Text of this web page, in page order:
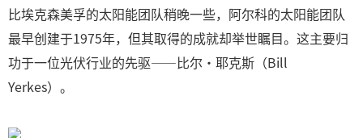
比埃克森美孚的太阳能团队稍晚一些，阿尔科的太阳能团队
最早创建于1975年，但其取得的成就却举世瞩目。这主要归
功于一位光伏行业的先驱——比尔·耶克斯（Bill
Yerkes）。